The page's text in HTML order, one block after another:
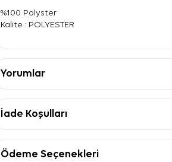
%100 Polyster
Kalite : POLYESTER
Yorumlar
İade Koşulları
Ödeme Seçenekleri